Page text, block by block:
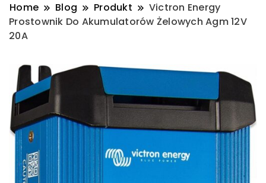
Home Blog Produkt
Victron Energy
Prostownik Do Akumulatorów Żelowych Agm 12V
20A